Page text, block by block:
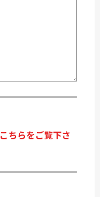
ちらをご覧下さ